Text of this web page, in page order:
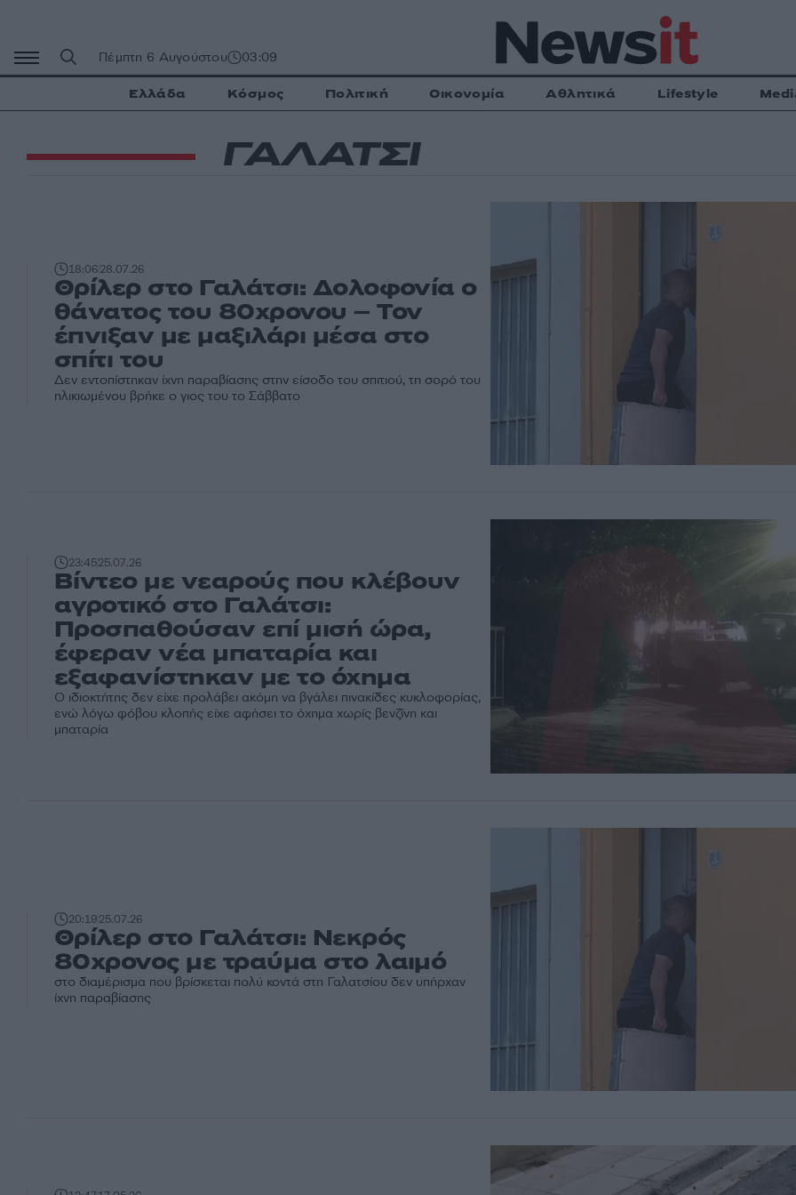
περιεχόμενο
Πέμπτη 6 Αυγούστου 03:09
Ελλάδα Κόσμος Πολιτική Οικονομία Αθλητικά Lifestyle
ΓΑΛΑΤΣΙ
18:0628.07.26
Θρίλερ στο Γαλάτσι: Δολοφονία ο
θάνατος του 80χρονου – Τον
έπνιξαν με μαξιλάρι μέσα στο
σπίτι του
Δεν εντοπίστηκαν ίχνη παραβίασης στην είσοδο του σπιτιού, τη σορό του
ηλικιωμένου βρήκε ο γιος του το Σάββατο
23:4525.07.26
Βίντεο με νεαρούς που κλέβουν
αγροτικό στο Γαλάτσι:
Προσπαθούσαν επί μισή ώρα,
έφεραν νέα μπαταρία και
εξαφανίστηκαν με το όχημα
Ο ιδιοκτήτης δεν είχε προλάβει ακόμη να βγάλει πινακίδες κυκλοφορίας,
ενώ λόγω φόβου κλοπής είχε αφήσει το όχημα χωρίς βενζίνη και
μπαταρία
20:1925.07.26
Θρίλερ στο Γαλάτσι: Νεκρός
80χρονος με τραύμα στο λαιμό
στο διαμέρισμα που βρίσκεται πολύ κοντά στη Γαλατσίου δεν υπήρχαν
ίχνη παραβίασης